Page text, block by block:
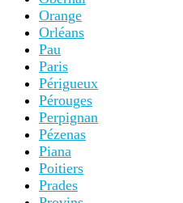
Orange
Orléans
Pau
Paris
Périgueux
Pérouges
Perpignan
Pézenas
Piana
Poitiers
Prades